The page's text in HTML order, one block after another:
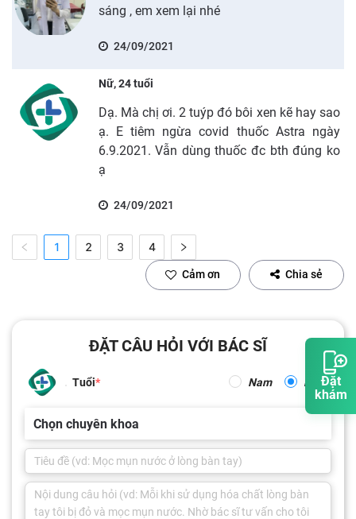
Đặt
khám
sáng , em xem lại nhé
24/09/2021
Nữ, 24 tuổi
Dạ. Mà chị ơi. 2 tuýp đó bôi xen kẽ hay sao
ạ. E tiêm ngừa covid thuốc Astra ngày
6.9.2021. Vẫn dùng thuốc đc bth đúng ko
ạ
24/09/2021
1 2 3 4
Cảm ơn Chia sẻ
ĐẶT CÂU HỎI VỚI BÁC SĨ
Tuổi Nam Nữ
Chọn chuyên khoa